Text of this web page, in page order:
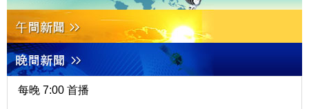
每晚 7:00 首播